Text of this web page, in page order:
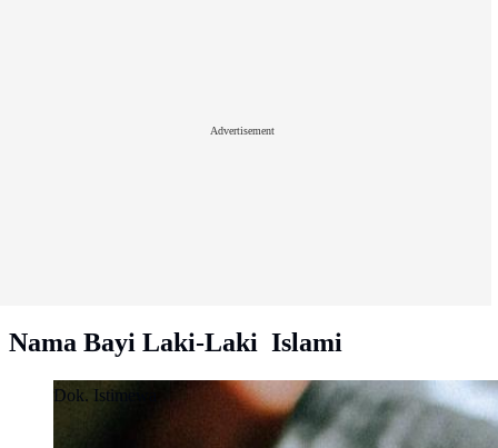
Advertisement
Nama Bayi Laki-Laki Islami
Dok. Istimewa